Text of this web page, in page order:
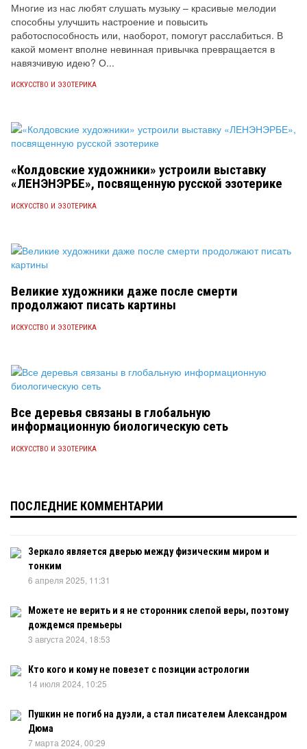
Многие из нас любят слушать музыку – красивые мелодии
способны улучшить настроение и повысить
работоспособность или, наоборот, помогут расслабиться. В
какой момент вполне невинная привычка превращается в
навязчивую идею? О...
ИСКУССТВО И ЭЗОТЕРИКА
«Колдовские художники» устроили выставку
«ЛЕНЭНЭРБЕ», посвященную русской эзотерике
ИСКУССТВО И ЭЗОТЕРИКА
Великие художники даже после смерти
продолжают писать картины
ИСКУССТВО И ЭЗОТЕРИКА
Все деревья связаны в глобальную
информационную биологическую сеть
ИСКУССТВО И ЭЗОТЕРИКА
ПОСЛЕДНИЕ КОММЕНТАРИИ
Зеркало является дверью между физическим миром и
тонким
6 апреля 2025, 11:31
Можете не верить и я не сторонник слепой веры, поэтому
дождемся премьеры
3 августа 2024, 18:53
Кто кого и кому не повезет с позиции астрологии
14 июля 2024, 10:25
Пушкин не погиб на дуэли, а стал писателем Александром
Дюма
7 марта 2024, 00:29